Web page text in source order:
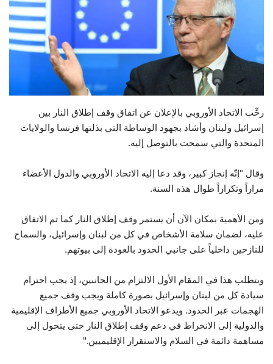
رحِّب الاتحاد الأوروبي بالإعلان عن اتفاق وقف إطلاق النار بين
إسرائيل ولبنان وأشاد بجهود الوساطة التي بذلتها فرنسا والولايات
المتحدة والتي سمحت بالتوصل إليه.
وقال "إنّه إنجاز كبير، وقد دعا إليه الاتحاد الأوروبي والدول الأعضاء
مراراً وتكراراً طوال هذه السنة.
ومن الأهمية بمكان الآن أن يستمر وقف إطلاق النار كما تم الاتفاق
عليه، لضمان سلامة الأشخاص في كل من لبنان وإسرائيل، والسماح
للنازحين داخلياً على جانبي الحدود بالعودة إلى بيوتهم.
ويتطلب هذا في المقام الأول الالتزام من الجانبين، إذ يجب احترام
سيادة كل من لبنان وإسرائيل بصورة كاملة ويجب وقف جميع
الهجمات عبر الحدود. ويدعو الاتحاد الأوروبي جميع الأطراف الإقليمية
والدولية إلى الانخراط في دعم وقف إطلاق النار حتى يتحول إلى
مساهمة دائمة في السلام والاستقرار الإقليميين."